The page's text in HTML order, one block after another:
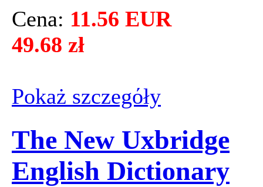
Cena: 11.56 EUR
49.68 zł
Pokaż szczegόły
The New Uxbridge
English Dictionary